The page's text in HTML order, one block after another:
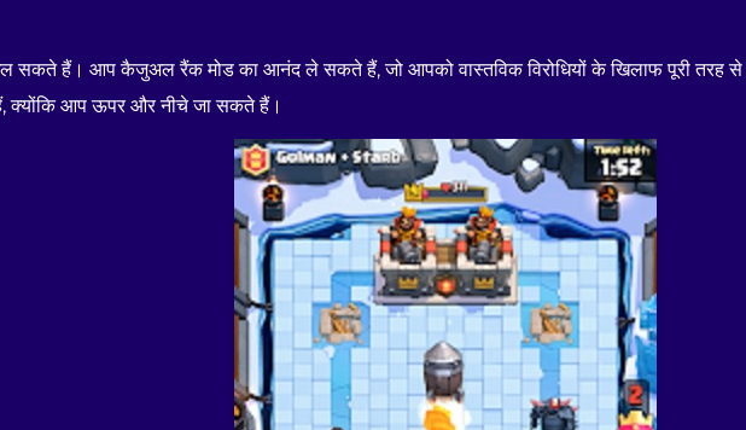
सकते हैं। आप कैजुअल रैंक मोड का आनंद ले सकते हैं, जो आपको वास्तविक विरोधियों के खिलाफ पूरी तरह
क्योंकि आप ऊपर और नीचे जा सकते हैं।